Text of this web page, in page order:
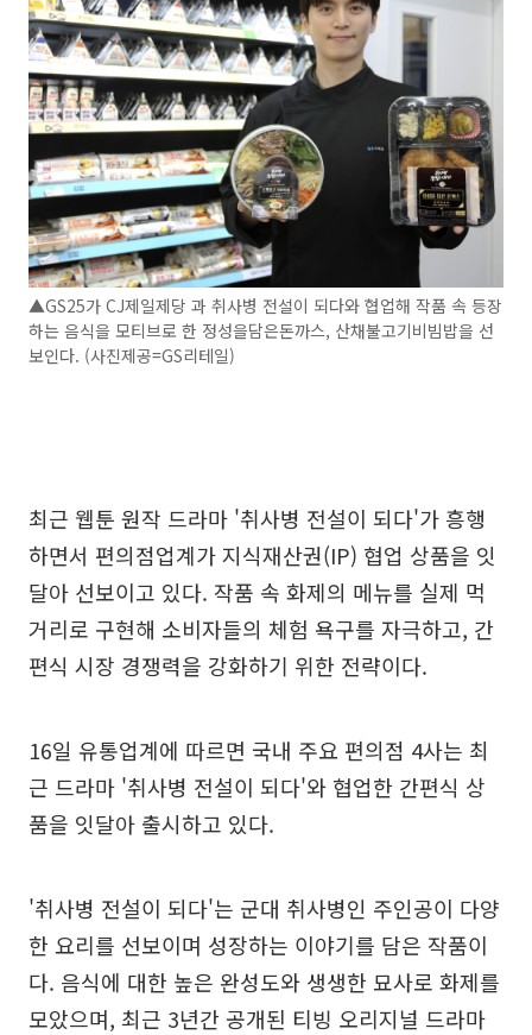
▲GS25가 CJ제일제당 과 취사병 전설이 되다와 협업해 작품 속 등장
하는 음식을 모티브로 한 정성을담은돈까스, 산채불고기비빔밥을 선
보인다. (사진제공=GS리테일)
최근 웹툰 원작 드라마 '취사병 전설이 되다'가 흥행
하면서 편의점업계가 지식재산권(IP) 협업 상품을 잇
달아 선보이고 있다. 작품 속 화제의 메뉴를 실제 먹
거리로 구현해 소비자들의 체험 욕구를 자극하고, 간
편식 시장 경쟁력을 강화하기 위한 전략이다.
16일 유통업계에 따르면 국내 주요 편의점 4사는 최
근 드라마 '취사병 전설이 되다'와 협업한 간편식 상
품을 잇달아 출시하고 있다.
'취사병 전설이 되다'는 군대 취사병인 주인공이 다양
한 요리를 선보이며 성장하는 이야기를 담은 작품이
다. 음식에 대한 높은 완성도와 생생한 묘사로 화제를
모았으며, 최근 3년간 공개된 티빙 오리지널 드라마